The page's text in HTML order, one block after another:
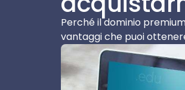
Perché il dominio
vantaggi che puoi